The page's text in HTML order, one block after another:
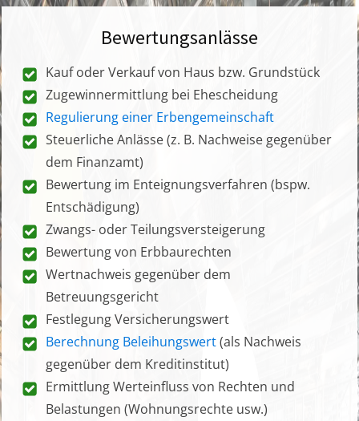
Bewertungsanlässe
Kauf oder Verkauf von Haus bzw. Grundstück
Zugewinnermittlung bei Ehescheidung
Regulierung einer Erbengemeinschaft
Steuerliche Anlässe (z. B. Nachweise gegenüber
dem Finanzamt)
Bewertung im Enteignungsverfahren (bspw.
Entschädigung)
Zwangs- oder Teilungsversteigerung
Bewertung von Erbbaurechten
Wertnachweis gegenüber dem
Betreuungsgericht
Festlegung Versicherungswert
Berechnung Beleihungswert(als Nachweis
gegenüber dem Kreditinstitut)
Ermittlung Werteinfluss von Rechten und
Belastungen (Wohnungsrechte usw.)